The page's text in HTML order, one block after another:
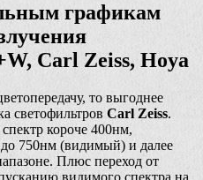
графикам
Carl Zeiss, Hoya
то выгоднее
светофильтров Carl Zeiss.
короче 400нм,
750нм (видимый) и далее
Плюс переход от
видимого спектра на